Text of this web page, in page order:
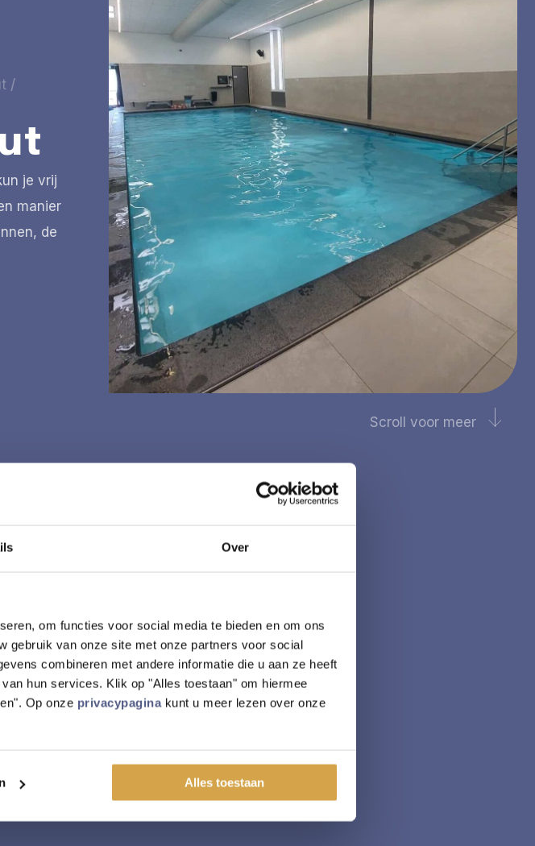
Over
om functies voor social media te bieden en om ons
gebruik van onze site met onze partners voor social
combineren met andere informatie die u aan ze heeft
hun services. Klik op "Alles toestaan" om hiermee
Op onze privacypaginakunt u meer lezen over onze
Alles toestaan
/
je vrij
manier
de
Scroll voor meer